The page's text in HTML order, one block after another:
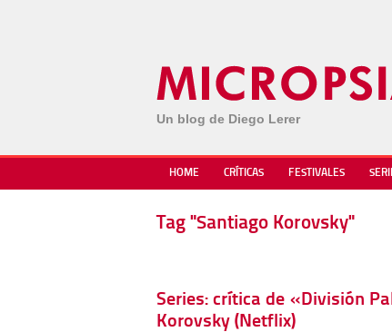
Un blog de Diego Lerer
HOME CRÍTICAS FESTIVALES
Tag "Santiago Korovsky"
Series: crítica de «División
Korovsky (Netflix)